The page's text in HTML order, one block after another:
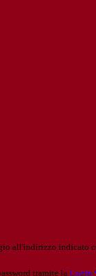
all'indirizzo indicato
tramite la Login